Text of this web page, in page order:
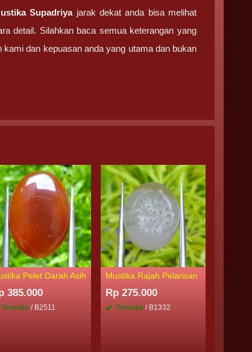
Supadriyajarak dekat anda bisa melihat
detail. Silahkan baca semua keterangan yang
dan kepuasan anda yang utama dan bukan
Pelet Darah Asih
385.000
Tersedia / B2511
Mustika Rajah Pelarisan
Rp 275.000
Tersedia / B1332